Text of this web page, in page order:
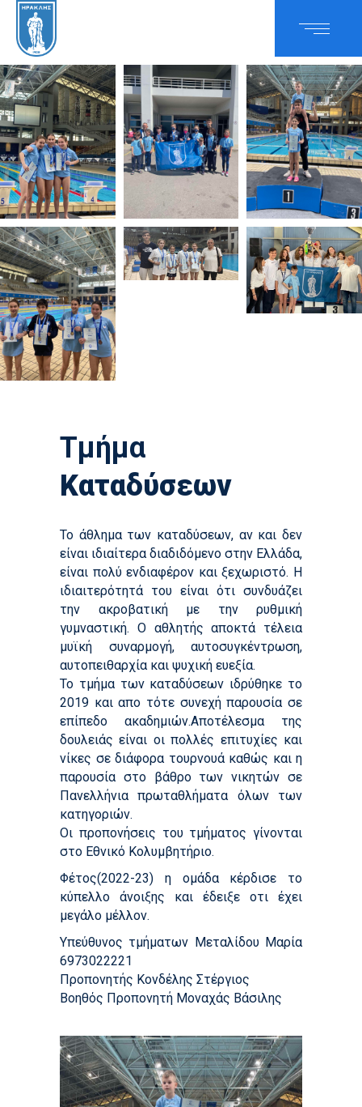
Τμήμα
Καταδύσεων
Το άθλημα των καταδύσεων, αν και δεν
είναι ιδιαίτερα διαδιδόμενο στην Ελλάδα,
είναι πολύ ενδιαφέρον και ξεχωριστό. Η
ιδιαιτερότητά του είναι ότι συνδυάζει
την ακροβατική με την ρυθμική
γυμναστική. Ο αθλητής αποκτά τέλεια
μυϊκή συναρμογή, αυτοσυγκέντρωση,
αυτοπειθαρχία και ψυχική ευεξία.
To τμήμα των καταδύσεων ιδρύθηκε το
2019 και απο τότε συνεχή παρουσία σε
επίπεδο ακαδημιών.Αποτέλεσμα της
δουλειάς είναι οι πολλές επιτυχίες και
νίκες σε διάφορα τουρνουά καθώς και η
παρουσία στο βάθρο των νικητών σε
Πανελλήνια πρωταθλήματα όλων των
κατηγοριών.
Οι προπονήσεις του τμήματος γίνονται
στο Εθνικό Κολυμβητήριο.
Φέτος(2022-23) η ομάδα κέρδισε το
κύπελλο άνοιξης και έδειξε οτι έχει
μεγάλο μέλλον.
Υπεύθυνος τμήματων Μεταλίδου Μαρία
6973022221
Προπονητής Κονδέλης Στέργιος
Βοηθός Προπονητή Μοναχάς Βάσιλης